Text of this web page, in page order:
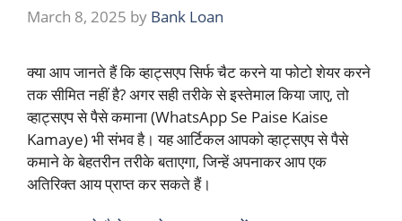
March 8, 2025 by Bank Loan
क्या आप जानते हैं कि व्हाट्सएप सिर्फ चैट करने या फोटो शेयर करने
तक सीमित नहीं है? अगर सही तरीके से इस्तेमाल किया जाए, तो
व्हाट्सएप से पैसे कमाना (WhatsApp Se Paise Kaise
Kamaye) भी संभव है। यह आर्टिकल आपको व्हाट्सएप से पैसे
कमाने के बेहतरीन तरीके बताएगा, जिन्हें अपनाकर आप एक
अतिरिक्त आय प्राप्त कर सकते हैं।